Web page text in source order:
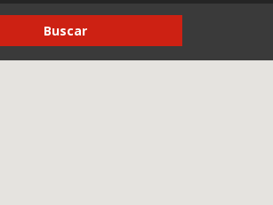
Buscar